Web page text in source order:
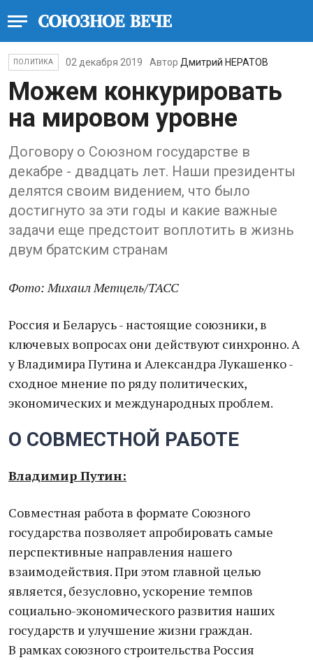
ПОЛИТИКА 02 декабря 2019 Автор Дмитрий НЕРАТОВ
Можем конкурировать
на мировом уровне
Договору о Союзном государстве в
декабре - двадцать лет. Наши президенты
делятся своим видением, что было
достигнуто за эти годы и какие важные
задачи еще предстоит воплотить в жизнь
двум братским странам
Фото: Михаил Метцель/ТАСС
Россия и Беларусь - настоящие союзники, в
ключевых вопросах они действуют синхронно. А
у Владимира Путина и Александра Лукашенко -
сходное мнение по ряду политических,
экономических и международных проблем.
О СОВМЕСТНОЙ РАБОТЕ
Владимир Путин:
Совместная работа в формате Союзного
государства позволяет апробировать самые
перспективные направления нашего
взаимодействия. При этом главной целью
является, безусловно, ускорение темпов
социально-экономического развития наших
государств и улучшение жизни граждан.
В рамках союзного строительства Россия